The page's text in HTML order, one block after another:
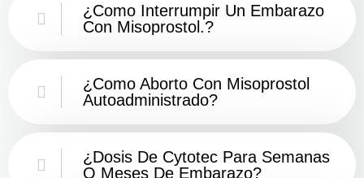
¿como Interrumpir Un Embarazo
Con Misoprostol.?
¿Como Aborto Con Misoprostol
Autoadministrado?
¿Dosis De Cytotec Para Semanas
O Meses De Embarazo?